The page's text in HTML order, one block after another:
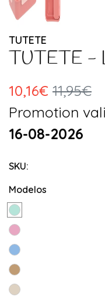
TUTETE
TUTETE -
10,16€ 11,95€
Promotion
16-08-2026
SKU:
Modelos